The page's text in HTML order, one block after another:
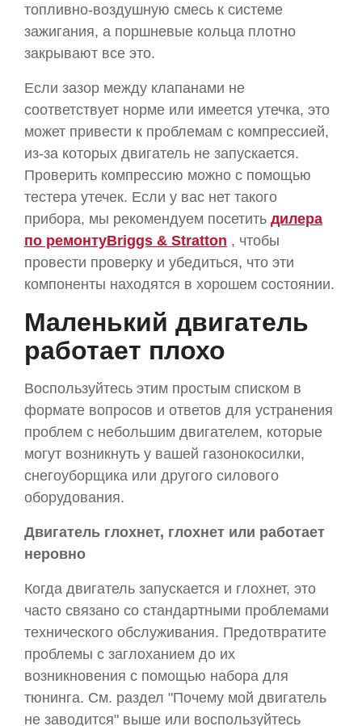
топливно-воздушную смесь к системе
зажигания, а поршневые кольца плотно
закрывают все это.
Если зазор между клапанами не
соответствует норме или имеется утечка, это
может привести к проблемам с компрессией,
из-за которых двигатель не запускается.
Проверить компрессию можно с помощью
тестера утечек. Если у вас нет такого
прибора, мы рекомендуем посетить дилера
по ремонтуBriggs & Stratton , чтобы
провести проверку и убедиться, что эти
компоненты находятся в хорошем состоянии.
Маленький двигатель
работает плохо
Воспользуйтесь этим простым списком в
формате вопросов и ответов для устранения
проблем с небольшим двигателем, которые
могут возникнуть у вашей газонокосилки,
снегоуборщика или другого силового
оборудования.
Двигатель глохнет, глохнет или работает
неровно
Когда двигатель запускается и глохнет, это
часто связано со стандартными проблемами
технического обслуживания. Предотвратите
проблемы с заглоханием до их
возникновения с помощью набора для
тюнинга. См. раздел "Почему мой двигатель
не заводится" выше или воспользуйтесь